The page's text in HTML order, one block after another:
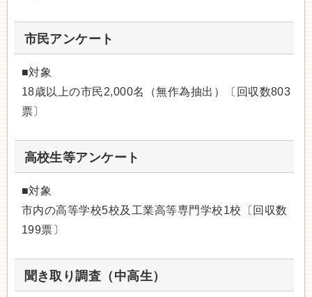
市民アンケート
■対象
18歳以上の市民2,000名（無作為抽出）〔回収数803
票〕
高校生等アンケート
■対象
市内の高等学校5校及工業高等専門学校1校〔回収数
199票〕
聞き取り調査（中高生）